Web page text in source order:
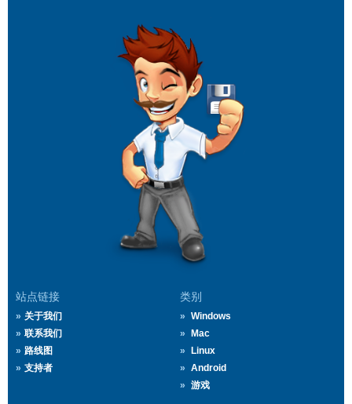
站点链接
关于我们
联系我们
路线图
支持者
类别
Windows
Mac
Linux
Android
游戏